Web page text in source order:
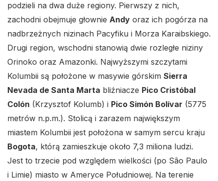
podzieli na dwa duże regiony. Pierwszy z nich,
zachodni obejmuje głownie Andy oraz ich pogórza na
nadbrzeżnych nizinach Pacyfiku i Morza Karaibskiego.
Drugi region, wschodni stanowią dwie rozległe niziny
Orinoko oraz Amazonki. Najwyższymi szczytami
Kolumbii są położone w masywie górskim Sierra
Nevada de Santa Marta bliźniacze Pico Cristóbal
Colón (Krzysztof Kolumb) i Pico Simón Bolívar (5775
metrów n.p.m.). Stolicą i zarazem największym
miastem Kolumbii jest położona w samym sercu kraju
Bogota, którą zamieszkuje około 7,3 miliona ludzi.
Jest to trzecie pod względem wielkości (po São Paulo
i Limie) miasto w Ameryce Południowej. Na terenie